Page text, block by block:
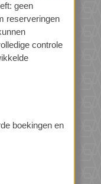
geen
reserveringen
controle
boekingen en